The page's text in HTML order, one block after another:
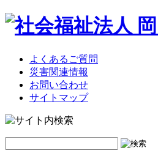
よくあるご質問
災害関連情報
お問い合わせ
サイトマップ